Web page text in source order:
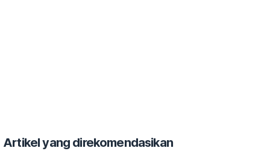
Artikel yang direkomendasikan